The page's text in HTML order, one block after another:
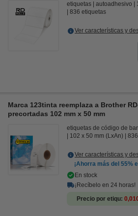
etiquetas autoadhesivo
836 etiquetas
Ver características y
Marca 123tinta reemplaza a Brother
precortadas 102 mm x 50 mm
etiquetas de código de
102 x 50 mm (LxAn)
Ver características y
¡Ahorra más del 55%
En stock
¡Recíbelo en 24 horas!
Precio por etiqu